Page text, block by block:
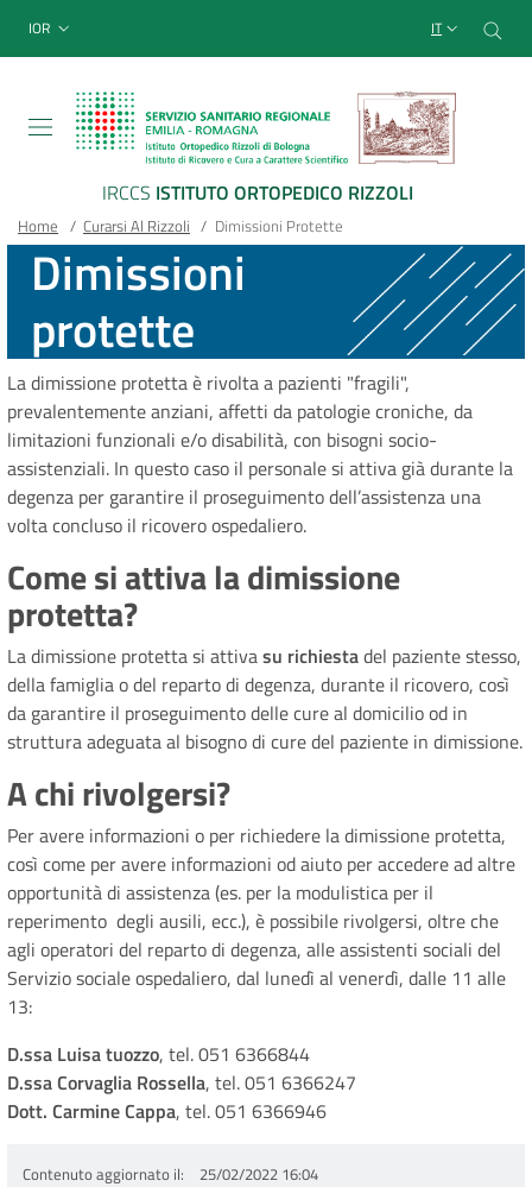
Sito Web Istituto
menu top-bar
IOR IT
IRCCS ISTITUTO ORTOPEDICO RIZZOLI
Main container
Briciole
di
pane
Home / Curarsi Al Rizzoli / Dimissioni Protette
Dimissioni
protette
La dimissione protetta è rivolta a pazienti "fragili",
prevalentemente anziani, affetti da patologie croniche, da
limitazioni funzionali e/o disabilità, con bisogni socio-
assistenziali. In questo caso il personale si attiva già durante la
degenza per garantire il proseguimento dell’assistenza una
volta concluso il ricovero ospedaliero.
Come si attiva la dimissione
protetta?
La dimissione protetta si attivasu richiestadel paziente stesso,
della famiglia o del reparto di degenza, durante il ricovero, così
da garantire il proseguimento delle cure al domicilio od in
struttura adeguata al bisogno di cure del paziente in dimissione.
A chi rivolgersi?
Per avere informazioni o per richiedere la dimissione protetta,
così come per avere informazioni od aiuto per accedere ad altre
opportunità di assistenza (es. per la modulistica per il
reperimento degli ausili, ecc.), è possibile rivolgersi, oltre che
agli operatori del reparto di degenza, alle assistenti sociali del
Servizio sociale ospedaliero, dal lunedì al venerdì, dalle 11 alle
13:
D.ssa Luisa tuozzo, tel. 051 6366844
D.ssaCorvaglia Rossella, tel. 051 6366247
Dott. Carmine Cappa, tel. 051 6366946
Contenuto aggiornato il 25/02/2022 16:04